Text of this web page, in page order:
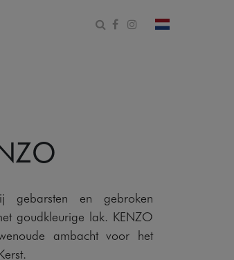
Open zoekformulier
Facebook
Instagram
Verander
gebarsten en gebroken
goudkleurige lak. KENZO
ambacht voor het